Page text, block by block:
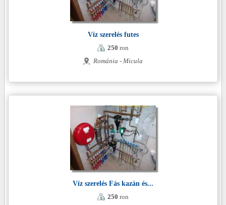
Víz szerelés futes
250 ron
Románia - Micula
Víz szerelés Fás kazán és...
250 ron